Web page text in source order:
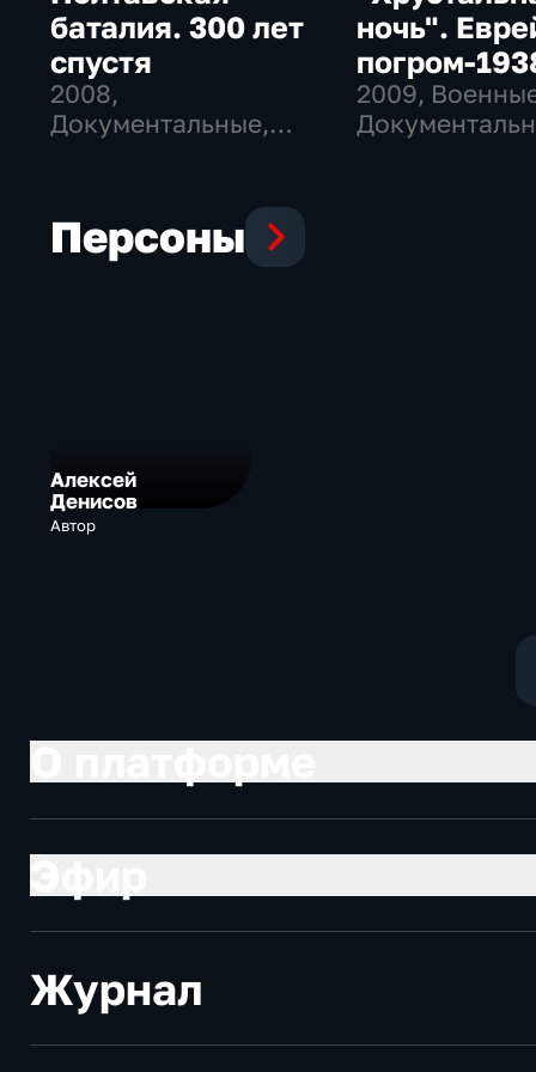
украинских, будут показаны уникальные кадры
хроники. Автор: Алексей Денисов
баталия. 300 лет
спустя
2008,
Документальные,
ночь".
погром-
2009,
Персоны
Алексей
Денисов
Автор
Журнал